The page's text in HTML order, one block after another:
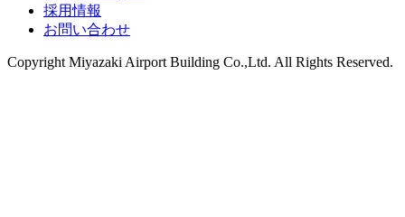
採用情報
お問い合わせ
Copyright Miyazaki Airport Building Co.,Ltd. All Rights Reserved.